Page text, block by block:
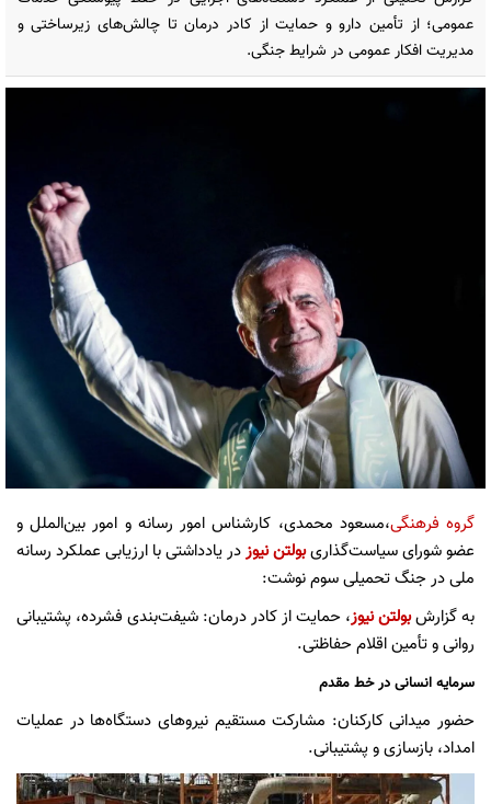
عمومی؛ از تأمین دارو و حمایت از کادر درمان تا چالش‌های زیرساختی و
مدیریت افکار عمومی در شرایط جنگی.
گروه فرهنگی،مسعود محمدی، کارشناس امور رسانه و امور بین‌الملل و
عضو شورای سیاست‌گذاریبولتن نیوزدر یادداشتی با ارزیابی عملکرد رسانه
ملی در جنگ تحمیلی سوم نوشت:
به گزارشبولتن نیوز، حمایت از کادر درمان: شیفت‌بندی فشرده، پشتیبانی
روانی و تأمین اقلام حفاظتی.
سرمایه انسانی در خط مقدم
حضور میدانی کارکنان: مشارکت مستقیم نیروهای دستگاه‌ها در عملیات
امداد، بازسازی و پشتیبانی.